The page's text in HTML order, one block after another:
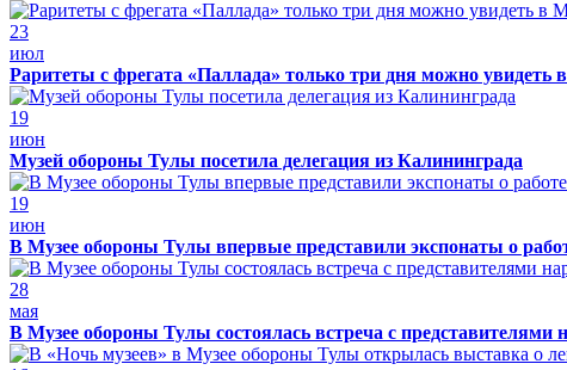
23
июл
Раритеты с фрегата «Паллада» только три дня можно увидеть
19
июн
Музей обороны Тулы посетила делегация из Калининграда
19
июн
В Музее обороны Тулы впервые представили экспонаты о
28
мая
В Музее обороны Тулы состоялась встреча с представителями